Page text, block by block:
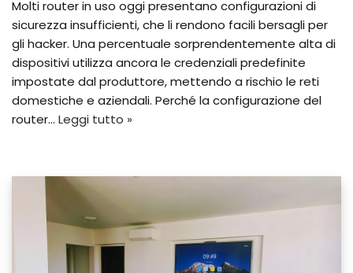
Molti router in uso oggi presentano configurazioni di
sicurezza insufficienti, che li rendono facili bersagli per
gli hacker. Una percentuale sorprendentemente alta di
dispositivi utilizza ancora le credenziali predefinite
impostate dal produttore, mettendo a rischio le reti
domestiche e aziendali. Perché la configurazione del
router… Leggi tutto »